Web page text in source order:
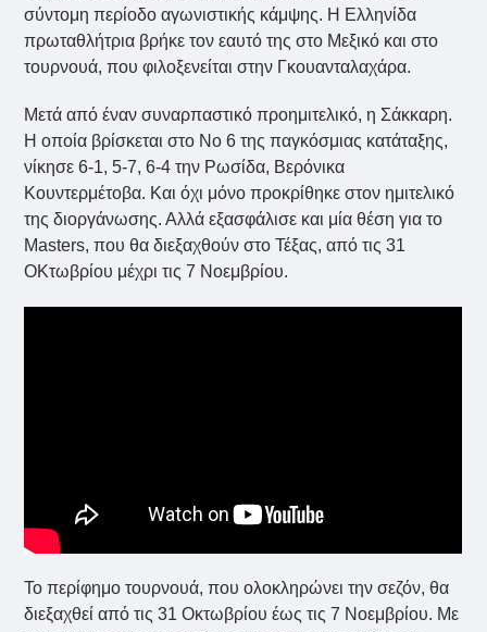
σύντομη περίοδο αγωνιστικής κάμψης. Η Ελληνίδα
πρωταθλήτρια βρήκε τον εαυτό της στο Μεξικό και στο
τουρνουά, που φιλοξενείται στην Γκουανταλαχάρα.
Μετά από έναν συναρπαστικό προημιτελικό, η Σάκκαρη.
Η οποία βρίσκεται στο Νο 6 της παγκόσμιας κατάταξης,
νίκησε 6-1, 5-7, 6-4 την Ρωσίδα, Βερόνικα
Κουντερμέτοβα. Και όχι μόνο προκρίθηκε στον ημιτελικό
της διοργάνωσης. Αλλά εξασφάλισε και μία θέση για το
Masters, που θα διεξαχθούν στο Τέξας, από τις 31
ΟΚτωβρίου μέχρι τις 7 Νοεμβρίου.
Το περίφημο τουρνουά, που ολοκληρώνει την σεζόν, θα
διεξαχθεί από τις 31 Οκτωβρίου έως τις 7 Νοεμβρίου. Με